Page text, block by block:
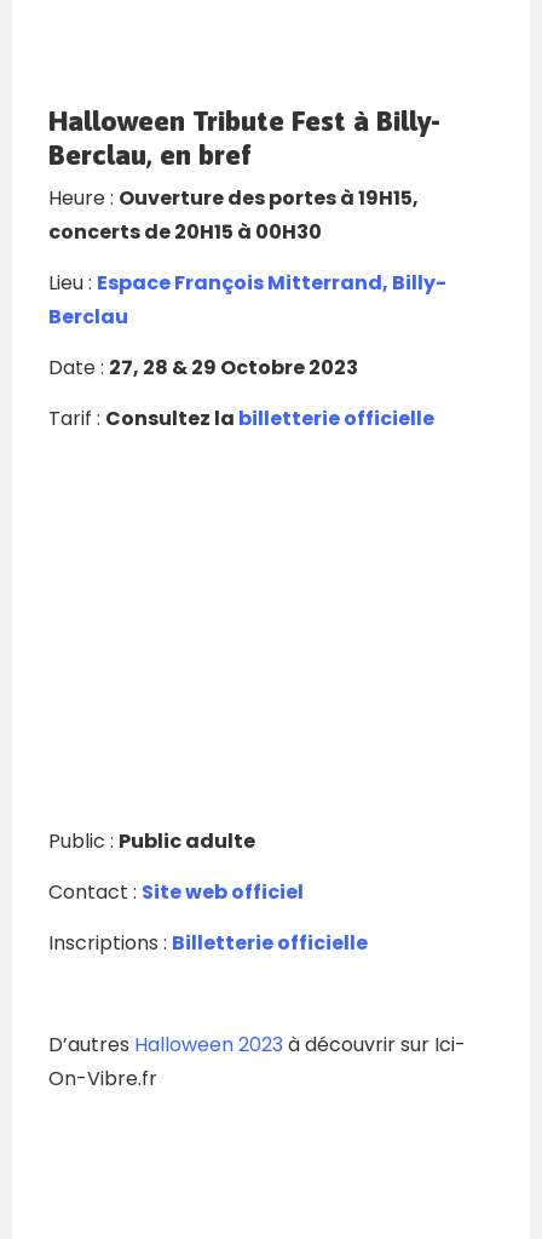
Halloween Tribute Fest à Billy-
Berclau, en bref
Heure : Ouverture des portes à 19H15,
concerts de 20H15 à 00H30
Lieu : Espace François Mitterrand, Billy-
Berclau
Date : 27, 28 & 29 Octobre 2023
Tarif : Consultez la billetterie officielle
Public : Public adulte
Contact : Site web officiel
Inscriptions : Billetterie officielle
D’autres Halloween 2023 à découvrir sur Ici-
On-Vibre.fr